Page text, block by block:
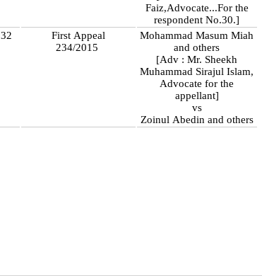
Faiz,Advocate...For the
respondent No.30.]
32
First Appeal
234/2015
Mohammad Masum Miah
and others
[Adv : Mr. Sheekh
Muhammad Sirajul Islam,
Advocate for the
appellant]
vs
Zoinul Abedin and others